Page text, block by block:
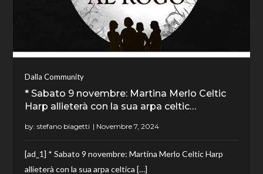
Dalla Community
* Sabato 9 novembre: Martina Merlo Celtic
Harp allieterà con la sua arpa celtic…
by:stefano biagetti
[ad_1] * Sabato 9 novembre: Martina Merlo Celtic Harp
allieterà con la sua arpa celtica […]